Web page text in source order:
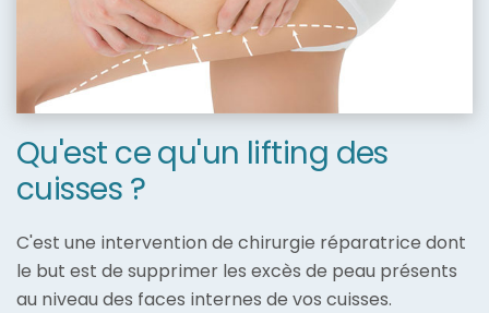
Qu'est ce qu'un lifting des
cuisses ?
C'est une intervention de chirurgie réparatrice dont
le but est de supprimer les excès de peau présents
au niveau des faces internes de vos cuisses.